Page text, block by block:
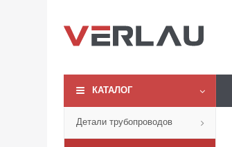
КАТАЛОГ
Детали трубопроводов